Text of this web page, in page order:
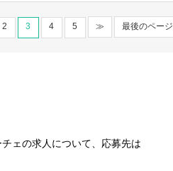
2 3 4 5 ≫ 最後のページ
ェの求人について、応募先は